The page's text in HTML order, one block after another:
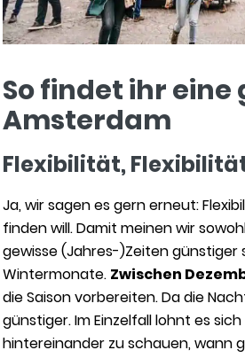
So findet ihr
Amsterdam
Flexibilität,
Ja, wir sagen es gern erneut:
finden will. Damit meinen wir
gewisse (Jahres-)Zeiten günstiger
Wintermonate. Zwischen
die Saison vorbereiten. Da die
günstiger. Im Einzelfall lohnt es
hintereinander zu schauen, wann